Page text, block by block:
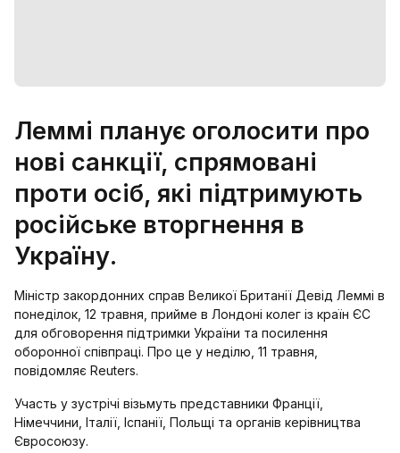
Леммі планує оголосити про
нові санкції, спрямовані
проти осіб, які підтримують
російське вторгнення в
Україну.
Міністр закордонних справ Великої Британії Девід Леммі в
понеділок, 12 травня, прийме в Лондоні колег із країн ЄС
для обговорення підтримки України та посилення
оборонної співпраці. Про це у неділю, 11 травня,
повідомляє Reuters.
Участь у зустрічі візьмуть представники Франції,
Німеччини, Італії, Іспанії, Польщі та органів керівництва
Євросоюзу.